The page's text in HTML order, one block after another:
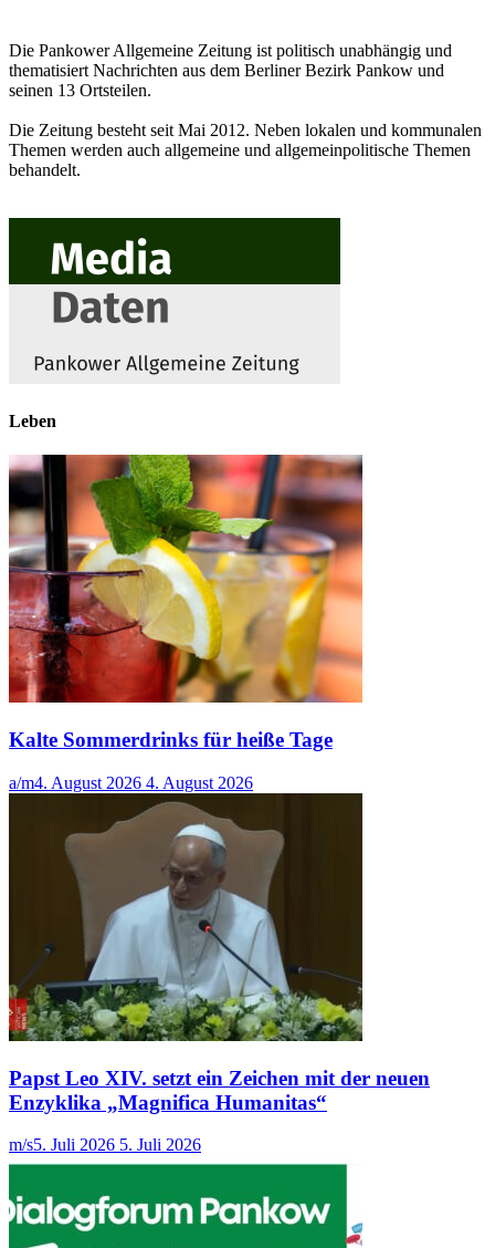
Die Pankower Allgemeine Zeitung ist politisch unabhängig und
thematisiert Nachrichten aus dem Berliner Bezirk Pankow und
seinen 13 Ortsteilen.
Die Zeitung besteht seit Mai 2012. Neben lokalen und kommunalen
Themen werden auch allgemeine und allgemeinpolitische Themen
behandelt.
Leben
Kalte Sommerdrinks für heiße Tage
a/m4. August 2026 4. August 2026
Papst Leo XIV. setzt ein Zeichen mit der neuen
Enzyklika „Magnifica Humanitas“
m/s5. Juli 2026 5. Juli 2026